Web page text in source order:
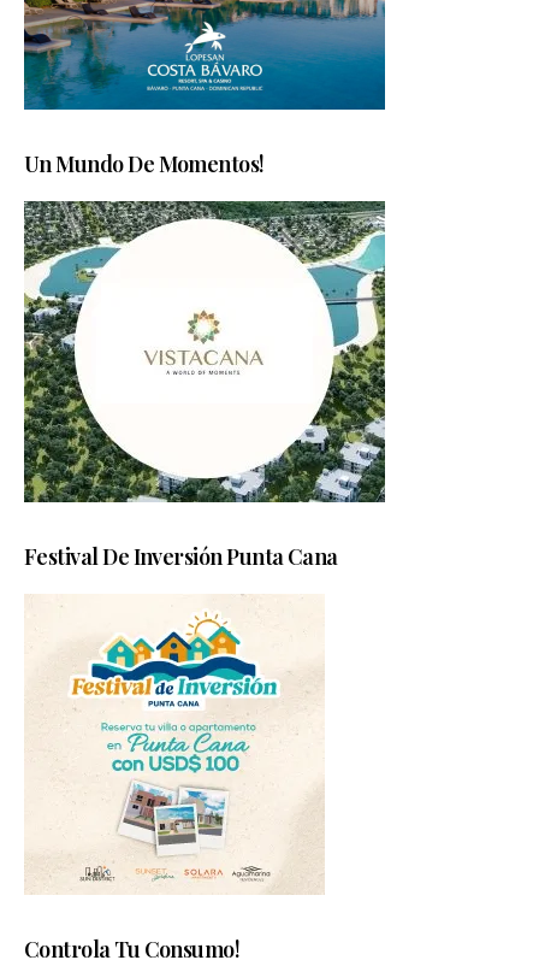
Un Mundo De Momentos!
Festival De Inversión Punta Cana
Controla Tu Consumo!